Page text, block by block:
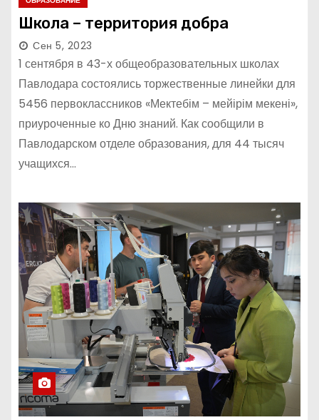
Школа – территория добра
Сен 5, 2023
1 сентября в 43-х общеобразовательных школах
Павлодара состоялись торжественные линейки для
5456 первоклассников «Мектебім – мейірім мекені»,
приуроченные ко Дню знаний. Как сообщили в
Павлодарском отделе образования, для 44 тысяч
учащихся…